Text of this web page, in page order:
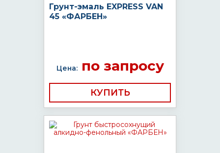
Грунт-эмаль EXPRESS VAN
45 «ФАРБЕН»
Цена:по запросу
КУПИТЬ